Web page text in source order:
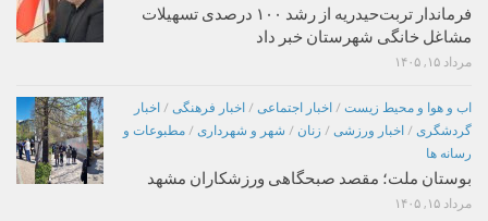
فرماندار تربت‌حیدریه از رشد ۱۰۰ درصدی تسهیلات
مشاغل خانگی شهرستان خبر داد
مرداد ۱۵, ۱۴۰۵
اب و هوا و محیط زیست / اخبار اجتماعی / اخبار فرهنگی / اخبار
گردشگری / اخبار ورزشی / زنان / شهر و شهرداری / مطبوعات و
رسانه ها
بوستان ملت؛ مقصد صبحگاهی ورزشکاران مشهد
مرداد ۱۵, ۱۴۰۵